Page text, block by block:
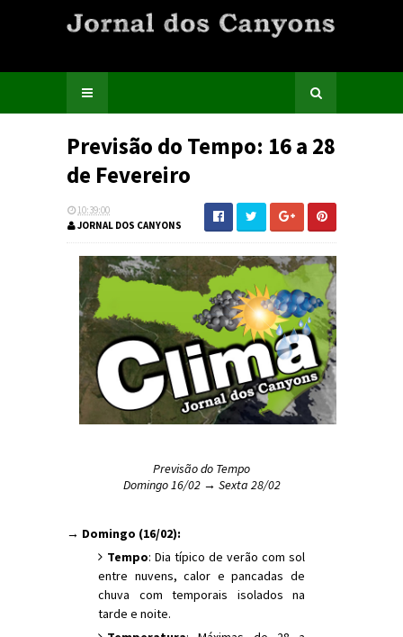
Previsão do Tempo: 16 a 28
de Fevereiro
10:39:00
JORNAL DOS CANYONS
Previsão do Tempo
Domingo 16/02 → Sexta 28/02
→ Domingo (16/02):
Tempo: Dia típico de verão com sol
entre nuvens, calor e pancadas de
chuva com temporais isolados na
tarde e noite.